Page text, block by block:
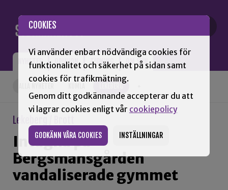
COOKIES
Vi använder enbart nödvändiga cookies för
funktionalitet och säkerhet på sidan samt
cookies för trafikmätning.
Genom ditt godkännande accepterar du att
vi lagrar cookies enligt vår cookiepolicy
GODKÄNN VÅRA COOKIES INSTÄLLNINGAR
NYHETER OPINION TIDNING OM SNN
LEKEBERG
Lekeberg / Brott
Intagna på
Bergsmansgården
vandaliserade gymmet